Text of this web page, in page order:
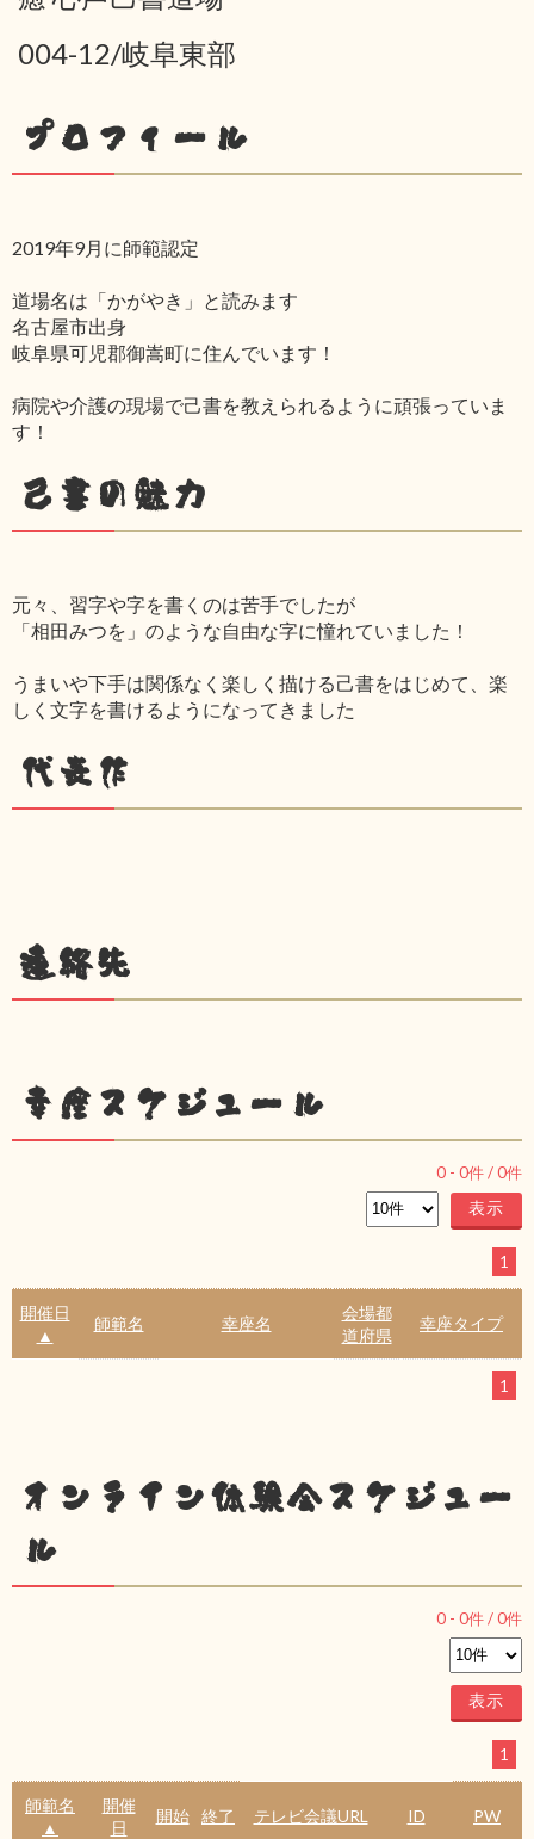
004-12/岐阜東部
プロフィール
2019年9月に師範認定
道場名は「かがやき」と読みます
名古屋市出身
岐阜県可児郡御嵩町に住んでいます！
病院や介護の現場で己書を教えられるように頑張っていま
す！
己書の魅力
元々、習字や字を書くのは苦手でしたが
「相田みつを」のような自由な字に憧れていました！
うまいや下手は関係なく楽しく描ける己書をはじめて、楽
しく文字を書けるようになってきました
代表作
連絡先
幸座スケジュール
0 - 0件 /0件
1
開催日
▲
師範名 幸座名
会場都
道府県
幸座タイプ
1
オンライン体験会スケジュー
ル
0 - 0件 /0件
1
師範名
▲
開催
日
開始 終了 テレビ会議URL ID PW